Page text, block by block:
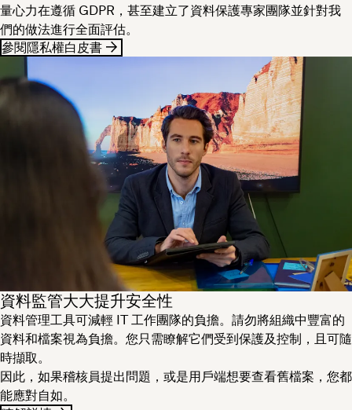
量心力在遵循 GDPR，甚至建立了資料保護專家團隊並針對我
們的做法進行全面評估。
參閱隱私權白皮書
資料監管大大提升安全性
資料管理工具可減輕 IT 工作團隊的負擔。請勿將組織中豐富的
資料和檔案視為負擔。您只需瞭解它們受到保護及控制，且可隨
時擷取。
因此，如果稽核員提出問題，或是用戶端想要查看舊檔案，您都
能應對自如。